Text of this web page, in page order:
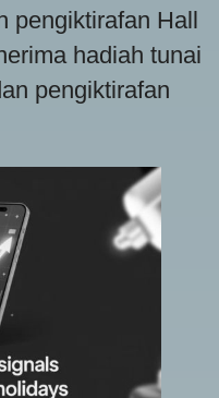
pengiktirafan Hall
hadiah tunai
pengiktirafan